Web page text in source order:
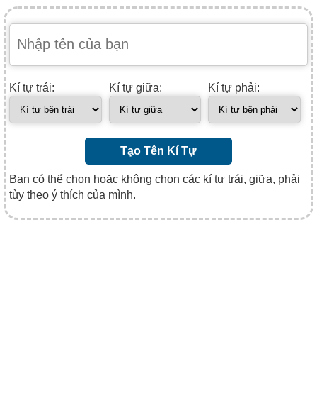
Kí tự trái: Kí tự giữa: Kí tự phải:
Tạo Tên Kí Tự
Bạn có thể chọn hoặc không chọn các kí tự trái, giữa, phải
tùy theo ý thích của mình.